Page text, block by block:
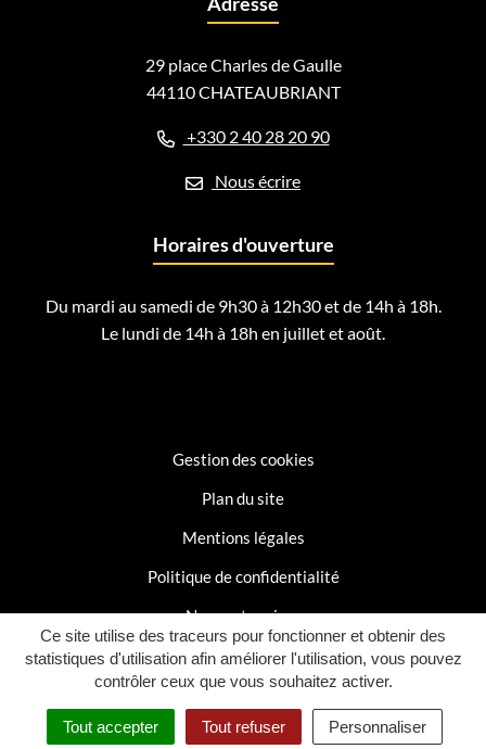
Ce site utilise des traceurs pour fonctionner et obtenir des
statistiques d'utilisation afin améliorer l'utilisation, vous pouvez
contrôler ceux que vous souhaitez activer.
Tout accepter Tout refuser Personnaliser
29 place Charles de Gaulle
44110 CHATEAUBRIANT
+330 2 40 28 20 90
Nous écrire
Horaires d'ouverture
Du mardi au samedi de 9h30 à 12h30 et de 14h à 18h.
Le lundi de 14h à 18h en juillet et août.
Gestion des cookies
Plan du site
Mentions légales
Politique de confidentialité
Nos partenaires
Accessibilité : partiellement conforme
Inovagora